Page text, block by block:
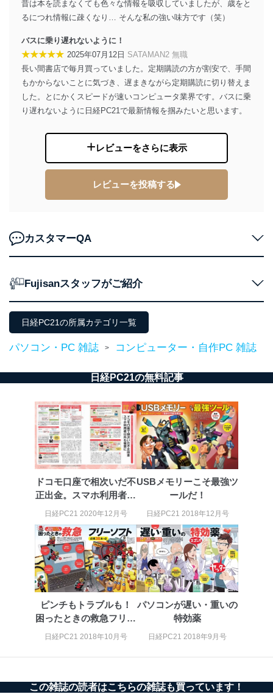
絡ください。
適切、かつ迅速に対応させていただきます。
株式会社富士山マガジンサービス 個人情報問い合わせ
係
TEL：0570-200-223
FAX：03-5459-7073
e-mail： cs@fujisan.co.jp
改訂：2025年2月20日
制定：2005年4月1日
代表取締役会長 西野 伸一郎
１．個人情報保護管理者
当社は以下の個人情報保護管理者を設置し、個人情報保
個人情報保護管理者: 経営管理グループディレクター 前
２．利用目的
りです。
1
当社の定期購読サ
ービス等をご利用
の方の個人情報
購入商品の配送のため
ｅメール等による商品、サービ
ス、キャンペーン等の広告の案内
のため
個人が特定できない形で取得した
閲覧履歴や購買履歴等の情報を分
析して、趣味・嗜好に
広告のため
当社にお問合わせ
いただいた方の個
お問い合わせ対応、トラブル対
処、オペレーター教育など応対品
3
当社カスタマーQ＆
Aサービス利用者
カスタマーQ＆Aサイトの投稿内容
の確認のため
ｅメール等によるカスタマーQ＆A
サイトのサービス内容のご案内の
ため
ｅメール等による商品、サービ
ス、キャンペーン等の広告に関す
るご案内のため
個人情報
採用選考、ご連絡のため
5
企業）からの委託
提携企業及びお客様がご購入され
昔は本を読まなくても色々な情報を吸収していましたが、歳をと
るにつれ情報に疎くなり… そんな私の強い味方です（笑）
バスに乗り遅れないように！
★★★★★ 2025年07月12日 SATAMAN2 無職
長い間書店で毎月買っていました。定期購読の方が割安で、手間
もかからないことに気づき、遅まきながら定期購読に切り替えま
した。とにかくスピードが速いコンピュータ業界です。バスに乗
り遅れないように日経PC21で最新情報を掴みたいと思います。
レビューをさらに表示
レビューを投稿する
カスタマーQA
Fujisanスタッフがご紹介
日経PC21の所属カテゴリ一覧
パソコン・PC 雑誌 > コンピューター・自作PC 雑誌
日経PC21の無料記事
ドコモ口座で相次いだ不
正出金。スマホ利用者以
外も被害に。
日経PC21 2020年12月号
USBメモリーこそ最強ツ
ールだ！
日経PC21 2018年12月号
ピンチもトラブルも！
困ったときの救急フリー
ソフト
日経PC21 2018年10月号
パソコンが遅い・重いの
特効薬
日経PC21 2018年9月号
この雑誌の読者はこちらの雑誌も買っています！